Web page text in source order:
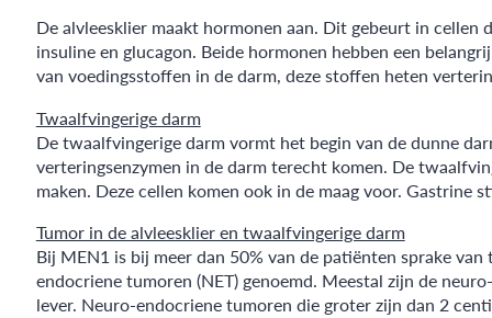
De alvleesklier maakt hormonen aan. Dit gebeurt in cellen
insuline en glucagon. Beide hormonen hebben een
van voedingsstoffen in de darm, deze stoffen heten
Twaalfvingerige darm
De twaalfvingerige darm vormt het begin van de dunne
verteringsenzymen in de darm terecht komen. De
maken. Deze cellen komen ook in de maag voor. Gastrine
Tumor in de alvleesklier en twaalfvingerige darm
Bij MEN1 is bij meer dan 50% van de patiënten sprake
endocriene tumoren (NET) genoemd. Meestal zijn de
lever. Neuro-endocriene tumoren die groter zijn dan 2